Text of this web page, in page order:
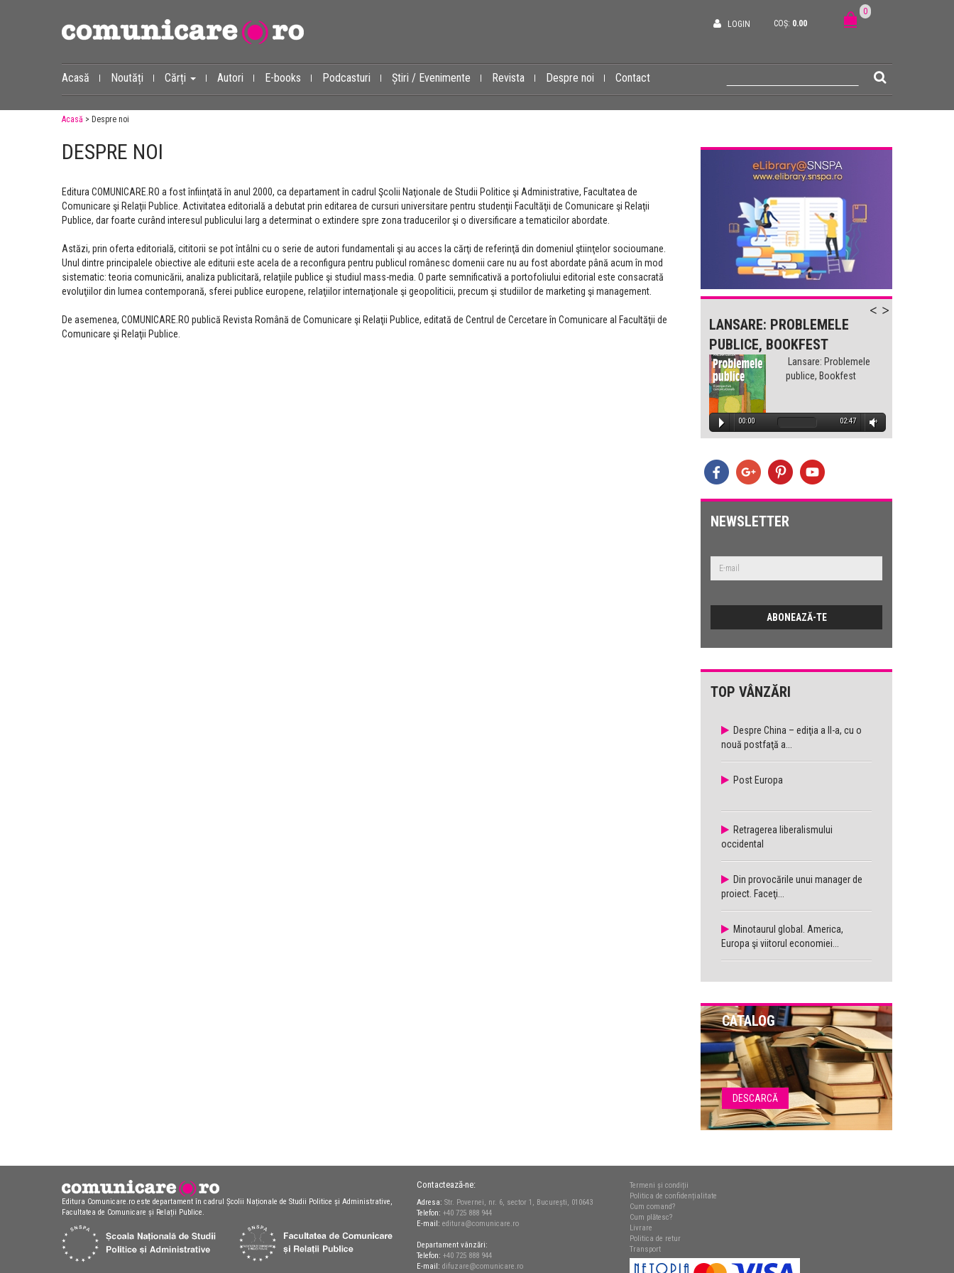
LOGIN COȘ: 0.00
0
Acasă Noutăți Cărți Autori E-books Podcasturi Știri / Evenimente Revista Despre noi Contact
Acasă > Despre noi
DESPRE NOI
Editura COMUNICARE.RO a fost înfiinţată în anul 2000, ca departament în cadrul Şcolii Naţionale de Studii Politice şi Administrative, Facultatea de
Comunicare şi Relaţii Publice. Activitatea editorială a debutat prin editarea de cursuri universitare pentru studenţii Facultăţii de Comunicare şi Relaţii
Publice, dar foarte curând interesul publicului larg a determinat o extindere spre zona traducerilor şi o diversificare a tematicilor abordate.
Astăzi, prin oferta editorială, cititorii se pot întâlni cu o serie de autori fundamentali şi au acces la cărţi de referinţă din domeniul ştiinţelor socioumane.
Unul dintre principalele obiective ale editurii este acela de a reconfigura pentru publicul românesc domenii care nu au fost abordate până acum în mod
sistematic: teoria comunicării, analiza publicitară, relaţiile publice şi studiul mass-media. O parte semnificativă a portofoliului editorial este consacrată ​
evoluţiilor din lumea contemporană, sferei publice europene​, ​relaţiilor internaţionale şi geopoliticii, precum şi studiilor de marketing şi management.
​De asemenea, COMUNICARE.RO publică Revista Română de Comunicare şi Relaţii Publice, editată de Centrul de Cercetare în Comunicare al Facultăţii de
Comunicare şi Relaţii Publice.
PROBLEMELE PUBLICE -
LANSARE: PROBLEMELE
PUBLICE, BOOKFEST
Lansare: Problemele
publice, Bookfest
00:00 02:47
NEWSLETTER
TOP VÂNZĂRI
Despre China – ediţia a II-a, cu o
nouă postfaţă a...
Post Europa
Retragerea liberalismului
occidental
Din provocările unui manager de
proiect. Faceţi...
Minotaurul global. America,
Europa şi viitorul economiei...
CATALOG
DESCARCĂ
Editura Comunicare.ro este departament în cadrul Școlii Naționale de Studii Politice și Administrative,
Facultatea de Comunicare și Relații Publice.
Contactează-ne:
Adresa: Str. Povernei, nr. 6, sector 1, București, 010643
Telefon: +40 725 888 944
E-mail: editura@comunicare.ro
Departament vânzări:
Telefon: +40 725 888 944
E-mail: difuzare@comunicare.ro
Termeni și condiții
Politica de confidențialitate
Cum comand?
Cum plătesc?
Livrare
Politica de retur
Transport